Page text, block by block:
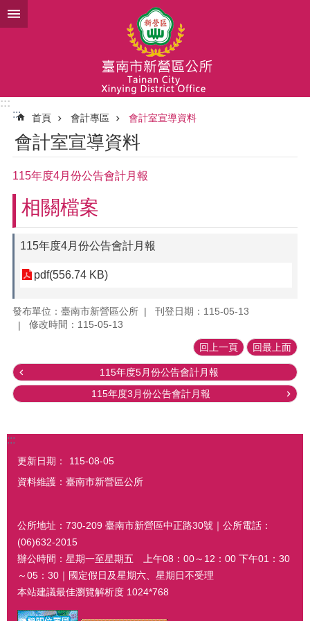
跳到主要內容區塊
:::
:::
首頁 會計專區 會計室宣導資料
會計室宣導資料
115年度4月份公告會計月報
相關檔案
115年度4月份公告會計月報
pdf(556.74 KB)
發布單位：臺南市新營區公所
刊登日期：115-05-13
修改時間：115-05-13
回上一頁 回最上面
115年度5月份公告會計月報
115年度3月份公告會計月報
:::
更新日期：
115-08-05
資料維護：臺南市新營區公所
公所地址：730-209 臺南市新營區中正路30號｜公所電話：
(06)632-2015
辦公時間：星期一至星期五 上午08：00～12：00 下午01：30
～05：30｜國定假日及星期六、星期日不受理
本站建議最佳瀏覽解析度 1024*768